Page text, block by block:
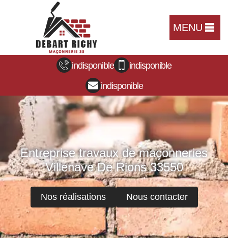
MENU
indisponible
indisponible
indisponible
Entreprise travaux de maçonneries
Villenave De Rions 33550
Nos réalisations Nous contacter